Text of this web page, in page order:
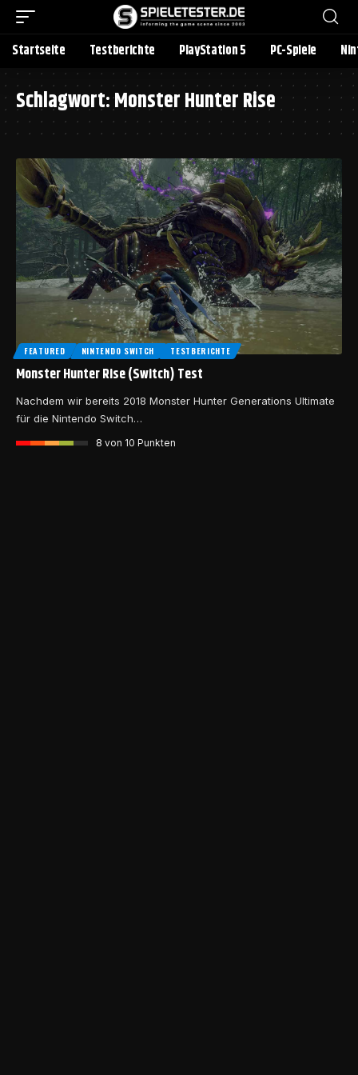
Startseite Testberichte PlayStation 5 PC-Spiele
Schlagwort:Monster Hunter Rise
FEATURED NINTENDO SWITCH TESTBERICHTE
Monster Hunter Rise (Switch) Test
Nachdem wir bereits 2018 Monster Hunter Generations Ultimate
für die Nintendo Switch…
8 von 10 Punkten